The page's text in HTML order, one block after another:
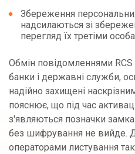
Збереження
надсилаються зі
перегляд їх третіми
Обмін повідомленнями
банки і державні служби,
надійно захищені
пояснює, що під час
з'являються позначки
без шифрування не вийде.
операторами листування